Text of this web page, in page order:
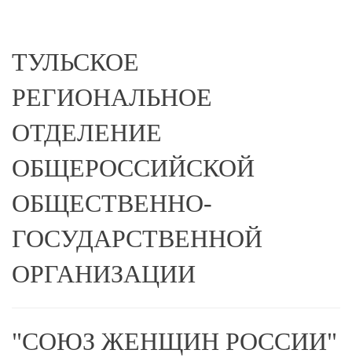
ТУЛЬСКОЕ
РЕГИОНАЛЬНОЕ
ОТДЕЛЕНИЕ
ОБЩЕРОССИЙСКОЙ
ОБЩЕСТВЕННО-
ГОСУДАРСТВЕННОЙ
ОРГАНИЗАЦИИ
"СОЮЗ ЖЕНЩИН РОССИИ"